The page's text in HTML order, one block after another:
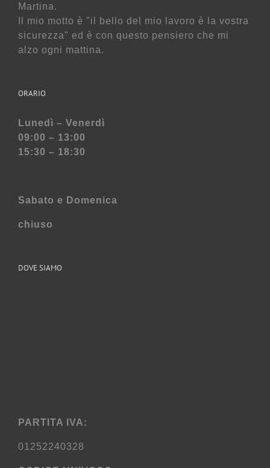
Martina.
Il mio motto è "il bello del mio lavoro è la vostra
sicurezza" ed è con questo pensiero che mi
alzo ogni mattina.
ORARIO
Lunedì – Venerdì
09:00 – 13:00
15:30 – 18:30
Sabato e Domenica
chiuso
DOVE SIAMO
PARTITA IVA:
01252240328